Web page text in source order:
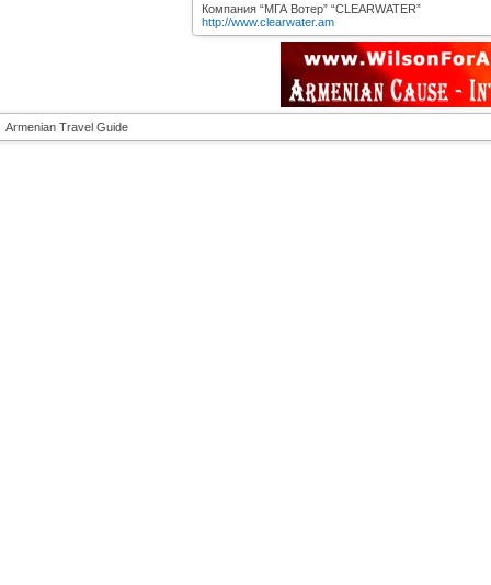
Компания “МГА Вотер” “CLEARWATER”
http://www.clearwater.am
Armenian Travel Guide